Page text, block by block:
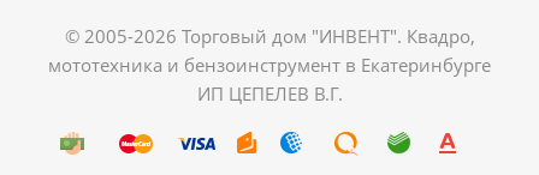
© 2005-2026 Торговый дом "ИНВЕНТ". Квадро,
мототехника и бензоинструмент в Екатеринбурге
ИП ЦЕПЕЛЕВ В.Г.